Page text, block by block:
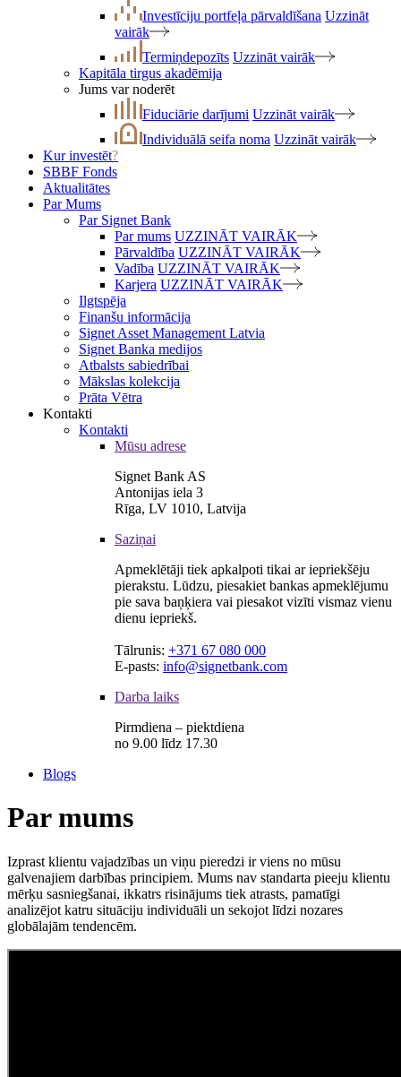
Investīciju portfeļa pārvaldīšana Uzzināt
vairāk
Termiņdepozīts Uzzināt vairāk
Kapitāla tirgus akadēmija
Jums var noderēt
Fiduciārie darījumi Uzzināt vairāk
Individuālā seifa noma Uzzināt vairāk
Kur investēt?
SBBF Fonds
Aktualitātes
Par Mums
Par Signet Bank
Par mums UZZINĀT VAIRĀK
Pārvaldība UZZINĀT VAIRĀK
Vadība UZZINĀT VAIRĀK
Karjera UZZINĀT VAIRĀK
Ilgtspēja
Finanšu informācija
Signet Asset Management Latvia
Signet Banka medijos
Atbalsts sabiedrībai
Mākslas kolekcija
Prāta Vētra
Kontakti
Kontakti
Mūsu adrese
Signet Bank AS
Antonijas iela 3
Rīga, LV 1010, Latvija
Saziņai
Apmeklētāji tiek apkalpoti tikai ar iepriekšēju
pierakstu. Lūdzu, piesakiet bankas apmeklējumu
pie sava baņķiera vai piesakot vizīti vismaz vienu
dienu iepriekš.
Tālrunis: +371 67 080 000
E-pasts: info@signetbank.com
Darba laiks
Pirmdiena – piektdiena
no 9.00 līdz 17.30
Blogs
Par mums
Izprast klientu vajadzības un viņu pieredzi ir viens no mūsu
galvenajiem darbības principiem. Mums nav standarta pieeju klientu
mērķu sasniegšanai, ikkatrs risinājums tiek atrasts, pamatīgi
analizējot katru situāciju individuāli un sekojot līdzi nozares
globālajām tendencēm.